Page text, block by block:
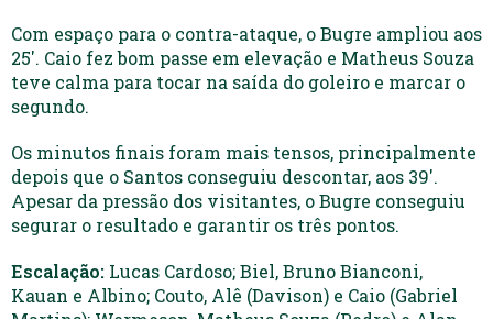
Com espaço para o contra-ataque, o Bugre ampliou aos
25′. Caio fez bom passe em elevação e Matheus Souza
teve calma para tocar na saída do goleiro e marcar o
segundo.
Os minutos finais foram mais tensos, principalmente
depois que o Santos conseguiu descontar, aos 39′.
Apesar da pressão dos visitantes, o Bugre conseguiu
segurar o resultado e garantir os três pontos.
Escalação: Lucas Cardoso; Biel, Bruno Bianconi,
Kauan e Albino; Couto, Alê (Davison) e Caio (Gabriel